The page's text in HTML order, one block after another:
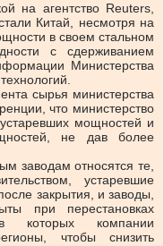
на агентство Reuters,
Китай, несмотря на
в своем стальном
с сдерживанием
Министерства
сырья министерства
что министерство
мощностей и
не дав более
заводам относятся те,
устаревшие
закрытия, и заводы,
при перестановках
которых компании
чтобы снизить